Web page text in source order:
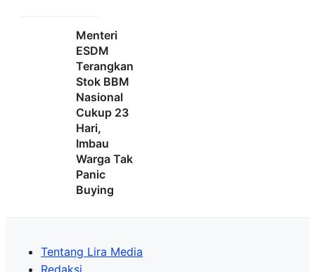
Menteri
ESDM
Terangkan
Stok BBM
Nasional
Cukup 23
Hari,
Imbau
Warga Tak
Panic
Buying
Tentang Lira Media
Redaksi